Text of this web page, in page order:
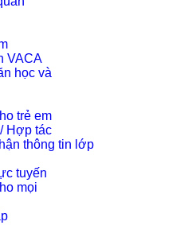
VACA
học và
trẻ em
Hợp tác
thông tin lớp
tuyến
mọi